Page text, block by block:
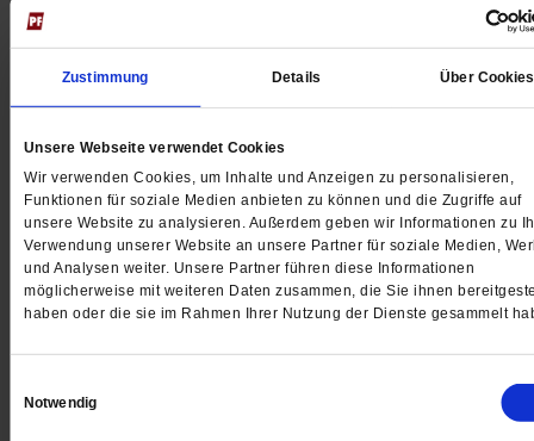
Zustimmung Details Über Cookies
Unsere Webseite verwendet Cookies
Wir verwenden Cookies, um Inhalte und Anzeigen zu personalisieren,
Funktionen für soziale Medien anbieten zu können und die Zugriffe auf
unsere Website zu analysieren. Außerdem geben wir Informationen zu
Verwendung unserer Website an unsere Partner für soziale Medien,
und Analysen weiter. Unsere Partner führen diese Informationen
möglicherweise mit weiteren Daten zusammen, die Sie ihnen
haben oder die sie im Rahmen Ihrer Nutzung der Dienste gesammelt
Notwendig
nach ihrem Tod aus dem Jenseits zurückblicken auf die
ihrer ersten Liebe«. Ohne diese Interpretation, die uns
Wildheit, Dynamik und Schönheit der »Pathétique« neu
Gedruckt + Digital